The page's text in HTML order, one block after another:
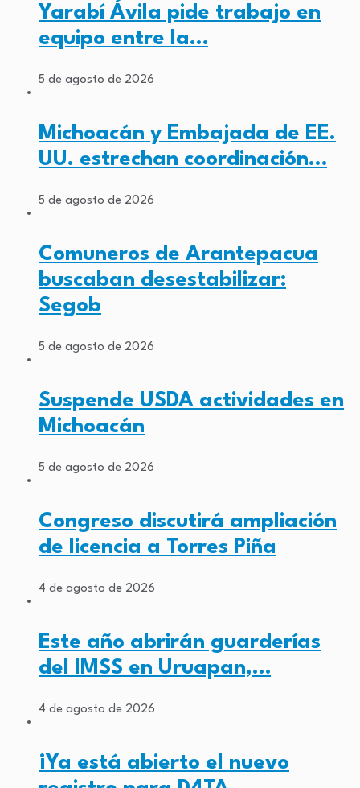
Yarabí Ávila pide trabajo en
equipo entre la…
5 de agosto de 2026
Michoacán y Embajada de EE.
UU. estrechan coordinación…
5 de agosto de 2026
Comuneros de Arantepacua
buscaban desestabilizar:
Segob
5 de agosto de 2026
Suspende USDA actividades en
Michoacán
5 de agosto de 2026
Congreso discutirá ampliación
de licencia a Torres Piña
4 de agosto de 2026
Este año abrirán guarderías
del IMSS en Uruapan,…
4 de agosto de 2026
¡Ya está abierto el nuevo